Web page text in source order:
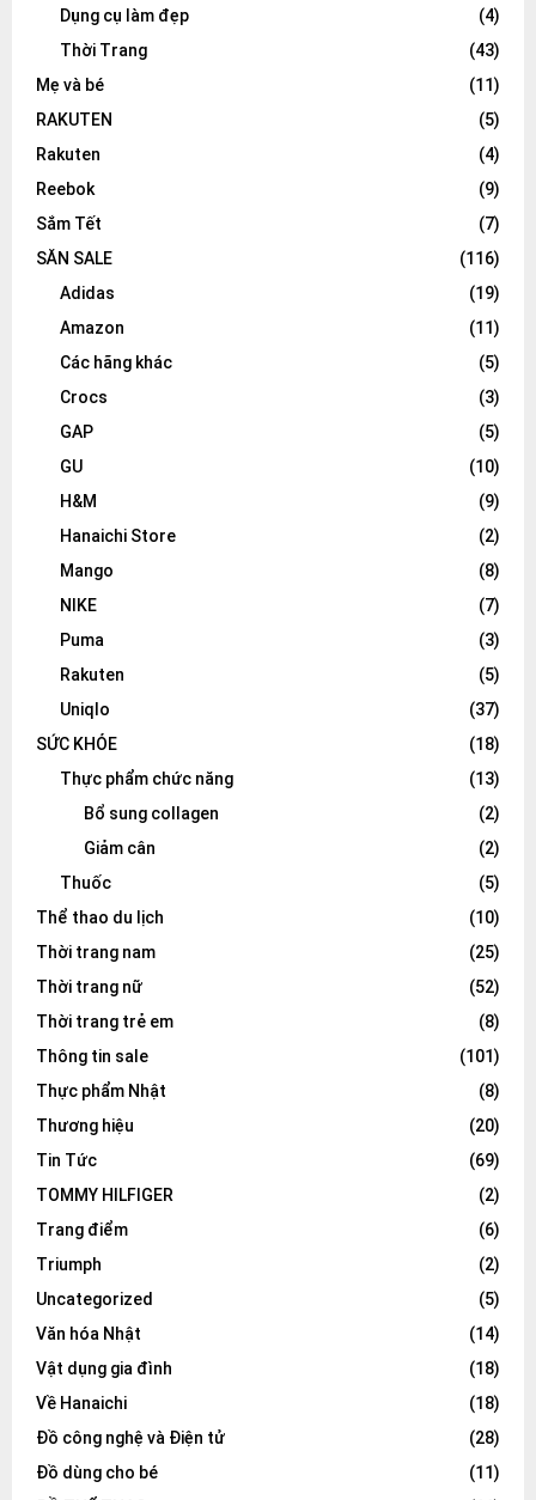
Dụng cụ làm đẹp
(4)
Thời Trang
(43)
Mẹ và bé
(11)
RAKUTEN
(5)
Rakuten
(4)
Reebok
(9)
Sắm Tết
(7)
SĂN SALE
(116)
Adidas
(19)
Amazon
(11)
Các hãng khác
(5)
Crocs
(3)
GAP
(5)
GU
(10)
H&M
(9)
Hanaichi Store
(2)
Mango
(8)
NIKE
(7)
Puma
(3)
Rakuten
(5)
Uniqlo
(37)
SỨC KHỎE
(18)
Thực phẩm chức năng
(13)
Bổ sung collagen
(2)
Giảm cân
(2)
Thuốc
(5)
Thể thao du lịch
(10)
Thời trang nam
(25)
Thời trang nữ
(52)
Thời trang trẻ em
(8)
Thông tin sale
(101)
Thực phẩm Nhật
(8)
Thương hiệu
(20)
Tin Tức
(69)
TOMMY HILFIGER
(2)
Trang điểm
(6)
Triumph
(2)
Uncategorized
(5)
Văn hóa Nhật
(14)
Vật dụng gia đình
(18)
Về Hanaichi
(18)
Đồ công nghệ và Điện tử
(28)
Đồ dùng cho bé
(11)